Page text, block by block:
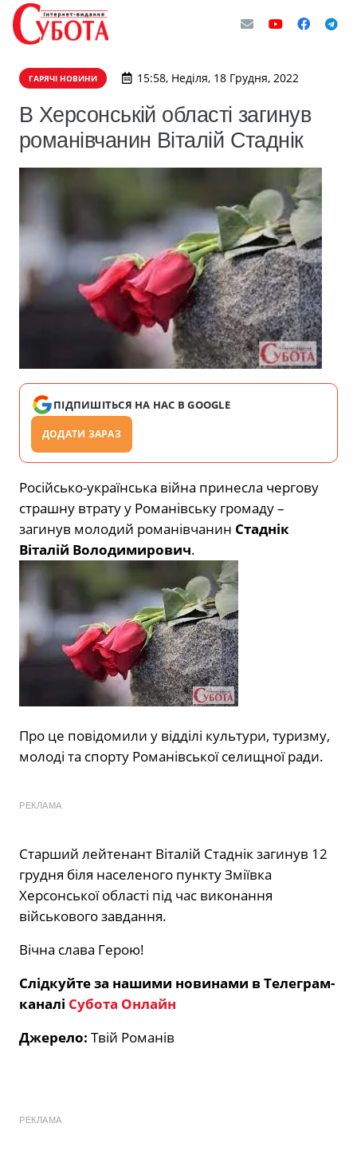
ГАРЯЧІ НОВИНИ 15:58, Неділя, 18 Грудня, 2022
В Херсонській області загинув
романівчанин Віталій Стаднік
ПІДПИШІТЬСЯ НА НАС В GOOGLE
ДОДАТИ ЗАРАЗ
Російсько-українська війна принесла чергову
страшну втрату у Романівську громаду –
загинув молодий романівчанин Стаднік
Віталій Володимирович.
Про це повідомили у відділі культури, туризму,
молоді та спорту Романівської селищної ради.
РЕКЛАМА
Старший лейтенант Віталій Стаднік загинув 12
грудня біля населеного пункту Зміївка
Херсонської області під час виконання
військового завдання.
Вічна слава Герою!
Слідкуйте за нашими новинами в Телеграм-
каналі Субота Онлайн
Джерело: Твій Романів
РЕКЛАМА